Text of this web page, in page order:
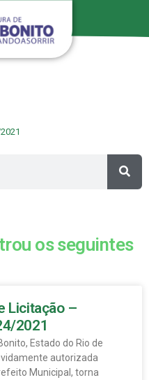
os seguintes
Licitação –
2021
Estado do Rio de
autorizada
Municipal, torna